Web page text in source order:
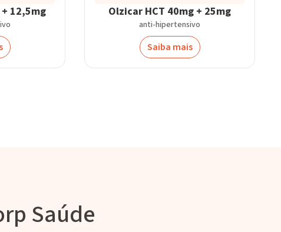
12,5mg Olzicar HCT 40mg + 25mg
anti-hipertensivo
Saiba mais
Saúde